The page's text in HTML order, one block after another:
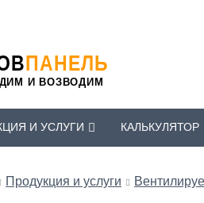
ПАНЕЛЬ
И ВОЗВОДИМ
И УСЛУГИ КАЛЬКУЛЯТОР
Продукция и услуги